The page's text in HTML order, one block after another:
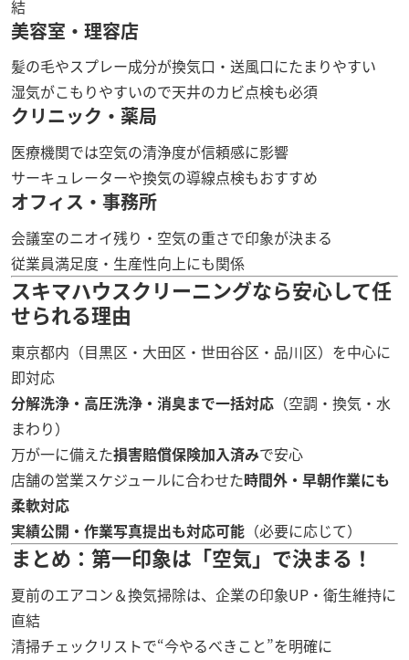
結
美容室・理容店
髪の毛やスプレー成分が換気口・送風口にたまりやすい
湿気がこもりやすいので天井のカビ点検も必須
クリニック・薬局
医療機関では空気の清浄度が信頼感に影響
サーキュレーターや換気の導線点検もおすすめ
オフィス・事務所
会議室のニオイ残り・空気の重さで印象が決まる
従業員満足度・生産性向上にも関係
スキマハウスクリーニングなら安心して任
せられる理由
東京都内（目黒区・大田区・世田谷区・品川区）を中心に
即対応
分解洗浄・高圧洗浄・消臭まで一括対応 （空調・換気・水
まわり）
万が一に備えた損害賠償保険加入済みで安心
店舗の営業スケジュールに合わせた時間外・早朝作業にも
柔軟対応
実績公開・作業写真提出も対応可能 （必要に応じて）
まとめ：第一印象は「空気」で決まる！
夏前のエアコン＆換気掃除は、企業の印象UP・衛生維持に
直結
清掃チェックリストで“今やるべきこと”を明確に